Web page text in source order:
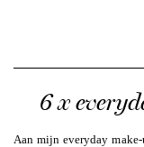
6 x
Aan mijn everyday